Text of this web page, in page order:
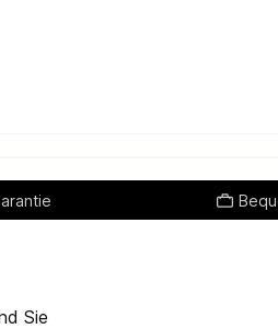
Sie